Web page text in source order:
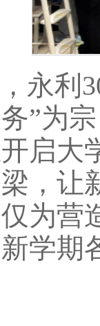
永利
”为
启大
，让
为营
学期